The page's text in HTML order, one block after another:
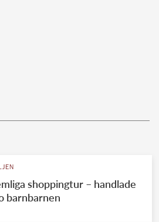
shoppingtur – handlade
barnbarnen